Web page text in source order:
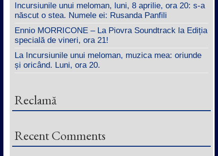
Incursiunile unui meloman, luni, 8 aprilie, ora 20: s-a
născut o stea. Numele ei: Rusanda Panfili
Ennio MORRICONE – La Piovra Soundtrack la Ediția
specială de vineri, ora 21!
La Incursiunile unui meloman, muzica mea: oriunde
și oricând. Luni, ora 20.
Reclamă
Recent Comments